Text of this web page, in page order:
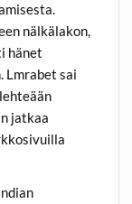
nälkälakon,
hänet
Lmrabet sai
jatkaa